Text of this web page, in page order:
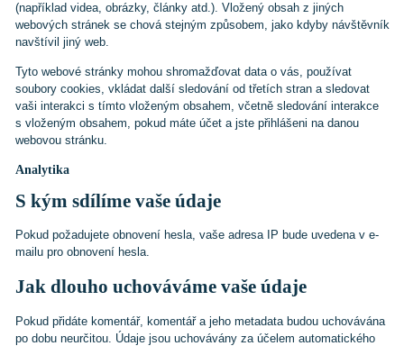
(například videa, obrázky, články atd.). Vložený obsah z jiných
webových stránek se chová stejným způsobem, jako kdyby návštěvník
navštívil jiný web.
Tyto webové stránky mohou shromažďovat data o vás, používat
soubory cookies, vkládat další sledování od třetích stran a sledovat
vaši interakci s tímto vloženým obsahem, včetně sledování interakce
s vloženým obsahem, pokud máte účet a jste přihlášeni na danou
webovou stránku.
Analytika
S kým sdílíme vaše údaje
Pokud požadujete obnovení hesla, vaše adresa IP bude uvedena v e-
mailu pro obnovení hesla.
Jak dlouho uchováváme vaše údaje
Pokud přidáte komentář, komentář a jeho metadata budou uchovávána
po dobu neurčitou. Údaje jsou uchovávány za účelem automatického